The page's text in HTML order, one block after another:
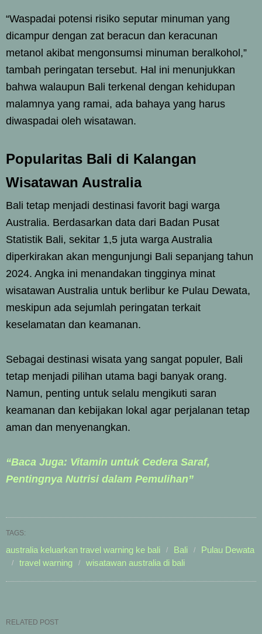
“Waspadai potensi risiko seputar minuman yang
dicampur dengan zat beracun dan keracunan
metanol akibat mengonsumsi minuman beralkohol,”
tambah peringatan tersebut. Hal ini menunjukkan
bahwa walaupun Bali terkenal dengan kehidupan
malamnya yang ramai, ada bahaya yang harus
diwaspadai oleh wisatawan.
Popularitas Bali di Kalangan
Wisatawan Australia
Bali tetap menjadi destinasi favorit bagi warga
Australia. Berdasarkan data dari Badan Pusat
Statistik Bali, sekitar 1,5 juta warga Australia
diperkirakan akan mengunjungi Bali sepanjang tahun
2024. Angka ini menandakan tingginya minat
wisatawan Australia untuk berlibur ke Pulau Dewata,
meskipun ada sejumlah peringatan terkait
keselamatan dan keamanan.
Sebagai destinasi wisata yang sangat populer, Bali
tetap menjadi pilihan utama bagi banyak orang.
Namun, penting untuk selalu mengikuti saran
keamanan dan kebijakan lokal agar perjalanan tetap
aman dan menyenangkan.
“Baca Juga: Vitamin untuk Cedera Saraf,
Pentingnya Nutrisi dalam Pemulihan”
TAGS:
australia keluarkan travel warning ke bali Bali
Pulau Dewata
travel warning
wisatawan australia di bali
RELATED POST